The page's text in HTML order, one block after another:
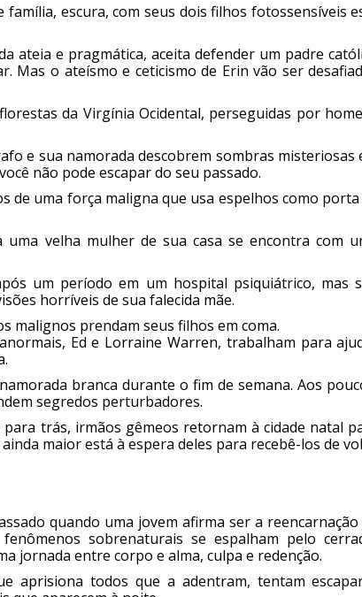
escura, com seus dois filhos fotossensíveis
ateia e pragmática, aceita defender um padre
Mas o ateísmo e ceticismo de Erin vão ser
da Virgínia Ocidental, perseguidas por
e sua namorada descobrem sombras misteriosas
não pode escapar do seu passado.
de uma força maligna que usa espelhos como porta
velha mulher de sua casa se encontra com
um período em um hospital psiquiátrico, mas
horríveis de sua falecida mãe.
prendam seus filhos em coma.
Ed e Lorraine Warren, trabalham para
branca durante o fim de semana. Aos
segredos perturbadores.
trás, irmãos gêmeos retornam à cidade natal
maior está à espera deles para recebê-los de
quando uma jovem afirma ser a reencarnação
sobrenaturais se espalham pelo
jornada entre corpo e alma, culpa e redenção.
aprisiona todos que a adentram, tentam